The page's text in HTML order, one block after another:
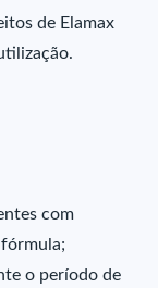
de Elamax
com
o período de